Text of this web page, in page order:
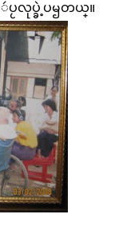
လုပ္ခဲ့ပၝတယ္။